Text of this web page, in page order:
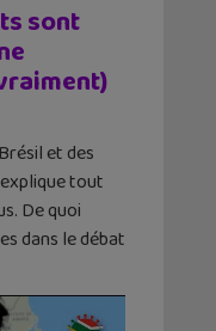
sont
et des
tout
De quoi
dans le débat